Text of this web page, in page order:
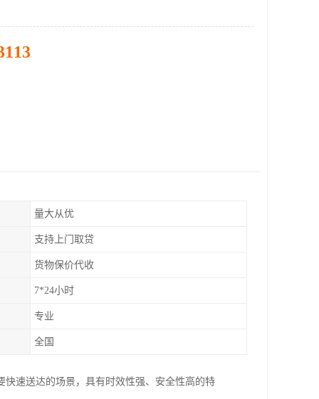
量大从优
支持上门取贷
货物保价代收
7*24小时
专业
全国
速送达的场景，具有时效性强、安全性高的特